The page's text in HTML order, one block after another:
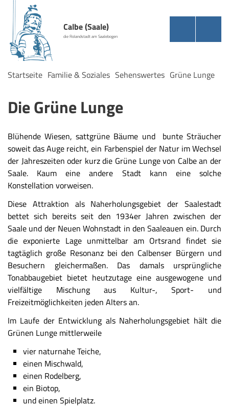
Calbe (Saale)
die Rolandstadt am Saalebogen
Startseite Familie & Soziales Sehenswertes Grüne Lunge
Die Grüne Lunge
Blühende Wiesen, sattgrüne Bäume und bunte Sträucher
soweit das Auge reicht, ein Farbenspiel der Natur im Wechsel
der Jahreszeiten oder kurz die Grüne Lunge von Calbe an der
Saale. Kaum eine andere Stadt kann eine solche
Konstellation vorweisen.
Diese Attraktion als Naherholungsgebiet der Saalestadt
bettet sich bereits seit den 1934er Jahren zwischen der
Saale und der Neuen Wohnstadt in den Saaleauen ein. Durch
die exponierte Lage unmittelbar am Ortsrand findet sie
tagtäglich große Resonanz bei den Calbenser Bürgern und
Besuchern gleichermaßen. Das damals ursprüngliche
Tonabbaugebiet bietet heutzutage eine ausgewogene und
vielfältige Mischung aus Kultur-, Sport- und
Freizeitmöglichkeiten jeden Alters an.
Im Laufe der Entwicklung als Naherholungsgebiet hält die
Grünen Lunge mittlerweile
vier naturnahe Teiche,
einen Mischwald,
einen Rodelberg,
ein Biotop,
und einen Spielplatz.